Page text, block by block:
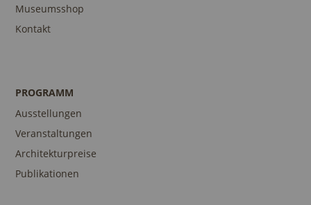
Museumsshop
Kontakt
PROGRAMM
Ausstellungen
Veranstaltungen
Architekturpreise
Publikationen